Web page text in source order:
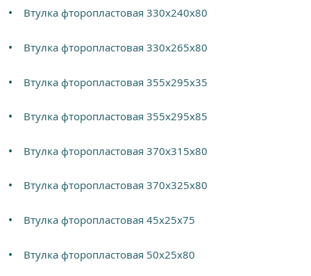
Втулка фторопластовая 330х240х80
Втулка фторопластовая 330х265х80
Втулка фторопластовая 355х295х35
Втулка фторопластовая 355х295х85
Втулка фторопластовая 370х315х80
Втулка фторопластовая 370х325х80
Втулка фторопластовая 45х25х75
Втулка фторопластовая 50х25х80